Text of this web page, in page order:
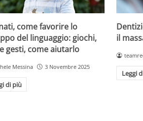
come favorire lo
del linguaggio: giochi,
gesti, come aiutarlo
Messina 3 Novembre 2025
di più
il
Leggi